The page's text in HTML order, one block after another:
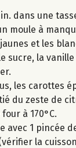
dans une
moule à
et les
la
les carottes
du zeste de
à 170°C.
1 pincée
la